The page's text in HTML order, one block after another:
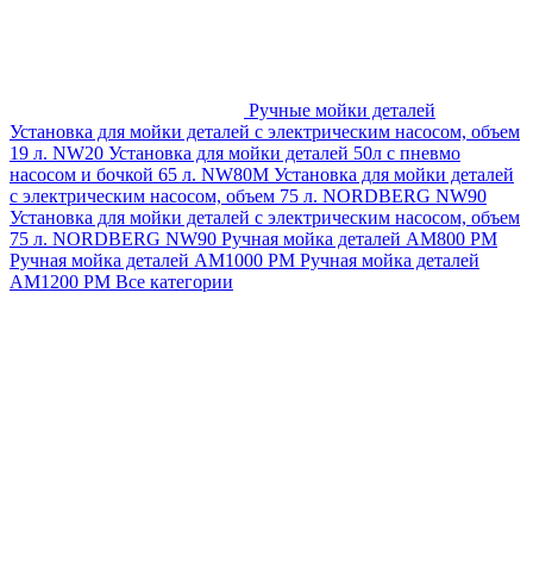
Ручные мойки деталей
Установка для мойки деталей с электрическим насосом, объем
19 л. NW20 Установка для мойки деталей 50л с пневмо
насосом и бочкой 65 л. NW80M Установка для мойки деталей
с электрическим насосом, объем 75 л. NORDBERG NW90
Установка для мойки деталей с электрическим насосом, объем
75 л. NORDBERG NW90 Ручная мойка деталей АМ800 РМ
Ручная мойка деталей АМ1000 РМ Ручная мойка деталей
АМ1200 РМ Все категории